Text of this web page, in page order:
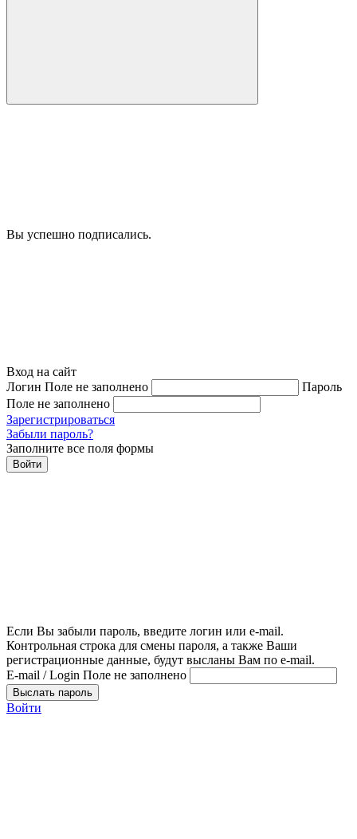
Вы успешно подписались.
Вход на сайт
Логин Поле не заполнено
Пароль
Поле не заполнено
Зарегистрироваться
Забыли пароль?
Заполните все поля формы
Войти
Если Вы забыли пароль, введите логин или e-mail.
Контрольная строка для смены пароля, а также Ваши
регистрационные данные, будут высланы Вам по e-mail.
E-mail / Login Поле не заполнено
Выслать пароль
Войти